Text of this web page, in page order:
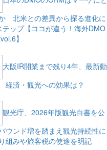
北米との差異から探る進化に
テップ【ココが違う！海外DMO
】
大阪IR開業まで残り4年、最新動
済・観光への効果は？
観光庁、2026年版観光白書を公
ンド増を踏まえ観光持続性に
組みや旅客税の使途を明記